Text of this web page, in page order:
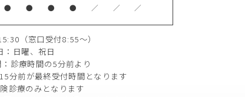
● ● ● ● ／ ／ ／
（窓口受付8:55～）
：日曜、祝日
診療時間の5分前より
分前が最終受付時間となります
診療のみとなります